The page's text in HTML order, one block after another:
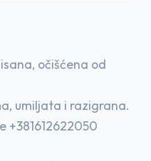
očišćena od
umiljata i razigrana.
+381612622050